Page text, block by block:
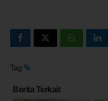
Tag
Berita Terkait